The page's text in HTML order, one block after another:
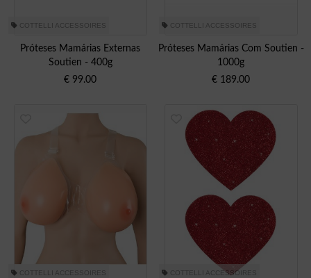
COTTELLI ACCESSOIRES
Próteses Mamárias Externas
Soutien - 400g
€ 99.00
COTTELLI ACCESSOIRES
Próteses Mamárias Com Soutien -
1000g
€ 189.00
COTTELLI ACCESSOIRES COTTELLI ACCESSOIRES